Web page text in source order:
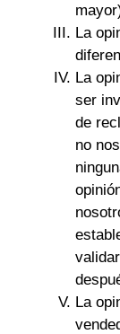
La
La
ser
de
no
La